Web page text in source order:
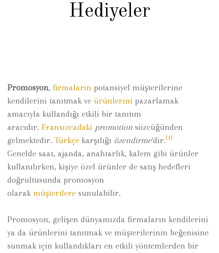
Hediyeler
Promosyon, firmaların potansiyel müşterilerine
kendilerini tanıtmak ve ürünlerini pazarlamak
amacıyla kullandığı etkili bir tanıtım
aracıdır. Fransızcadaki promotion sözcüğünden
gelmektedir. Türkçe karşılığı özendirme‘dir.[1]
Genelde saat, ajanda, anahtarlık, kalem gibi ürünler
kullanılırken, kişiye özel ürünler de satış hedefleri
doğrultusunda promosyon
olarak müşterilere sunulabilir.
Promosyon, gelişen dünyamızda firmaların kendilerini
ya da ürünlerini tanıtmak ve müşterilerinin beğenisine
sunmak için kullandıkları en etkili yöntemlerden bir